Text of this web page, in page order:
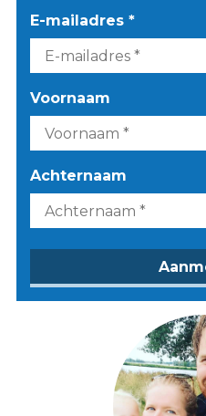
E-mailadres *
Voornaam
Achternaam